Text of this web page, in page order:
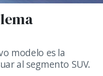
modelo es la
al segmento SUV.